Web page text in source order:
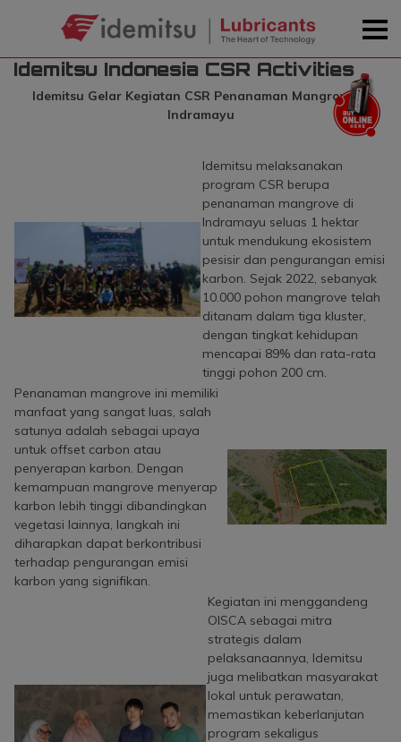
Idemitsu Indonesia CSR Activities
Idemitsu Gelar Kegiatan CSR Penanaman Mangrove di
Indramayu
Idemitsu melaksanakan
program CSR berupa
penanaman mangrove di
Indramayu seluas 1 hektar
untuk mendukung ekosistem
pesisir dan pengurangan emisi
karbon. Sejak 2022, sebanyak
10.000 pohon mangrove telah
ditanam dalam tiga kluster,
dengan tingkat kehidupan
mencapai 89% dan rata-rata
tinggi pohon 200 cm.
Penanaman mangrove ini memiliki
manfaat yang sangat luas, salah
satunya adalah sebagai upaya
untuk offset carbon atau
penyerapan karbon. Dengan
kemampuan mangrove menyerap
karbon lebih tinggi dibandingkan
vegetasi lainnya, langkah ini
diharapkan dapat berkontribusi
terhadap pengurangan emisi
karbon yang signifikan.
Kegiatan ini menggandeng
OISCA sebagai mitra
strategis dalam
pelaksanaannya, Idemitsu
juga melibatkan masyarakat
lokal untuk perawatan,
memastikan keberlanjutan
program sekaligus